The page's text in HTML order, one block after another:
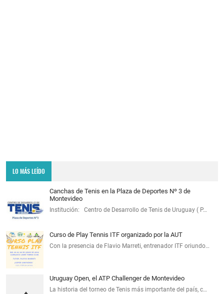
LO MÁS LEÍDO
Canchas de Tenis en la Plaza de Deportes Nº 3 de
Montevideo
Institución: Centro de Desarrollo de Tenis de Uruguay ( P…
Curso de Play Tennis ITF organizado por la AUT
Con la presencia de Flavio Marreti, entrenador ITF oriundo…
Uruguay Open, el ATP Challenger de Montevideo
La historia del torneo de Tenis más importante del país, c…